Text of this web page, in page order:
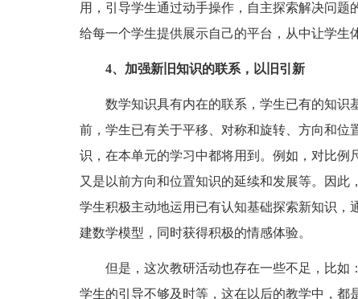
用，引导学生通过动手操作，自主探索解决问
给每一个学生提供展示自己的平台，从中让学生
4、加强新旧知识的联系，以旧引新
数学知识具有内在的联系，学生已有的知识
前，学生已有关于平移、对称和旋转、方向和
识，在本单元的学习中都将用到。例如，对比
又是以前方向和位置知识的延续和发展等。因
学生积极主动地运用已有认知基础探索新知识
建数学模型，同时获得积极的情感体验。
但是，这次教研活动也存在一些不足，比如
学生的引导不够及时等，这在以后的教学中，都